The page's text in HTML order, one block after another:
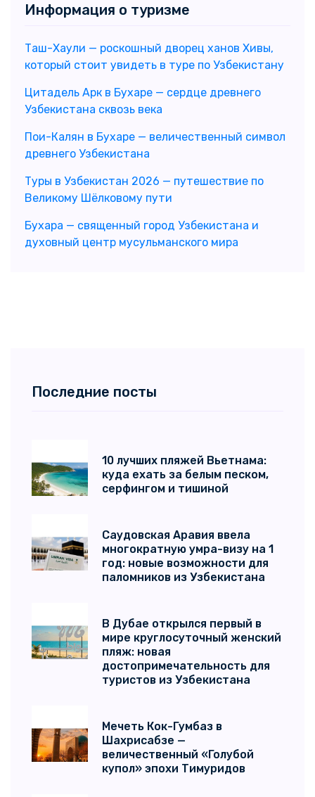
Информация о туризме
Таш-Хаули — роскошный дворец ханов Хивы,
который стоит увидеть в туре по Узбекистану
Цитадель Арк в Бухаре — сердце древнего
Узбекистана сквозь века
Пои-Калян в Бухаре — величественный символ
древнего Узбекистана
Туры в Узбекистан 2026 — путешествие по
Великому Шёлковому пути
Бухара — священный город Узбекистана и
духовный центр мусульманского мира
Последние посты
10 лучших пляжей Вьетнама:
куда ехать за белым песком,
серфингом и тишиной
Саудовская Аравия ввела
многократную умра-визу на 1
год: новые возможности для
паломников из Узбекистана
В Дубае открылся первый в
мире круглосуточный женский
пляж: новая
достопримечательность для
туристов из Узбекистана
Мечеть Кок-Гумбаз в
Шахрисабзе —
величественный «Голубой
купол» эпохи Тимуридов